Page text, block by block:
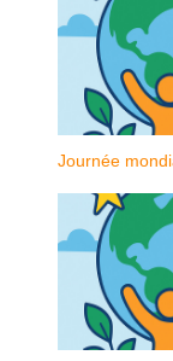
Journée